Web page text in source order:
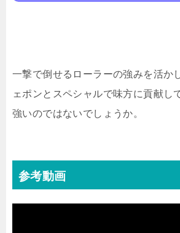
一撃で倒せるローラーの強みを活か
ェポンとスペシャルで味方に貢献し
強いのではないでしょうか。
参考動画